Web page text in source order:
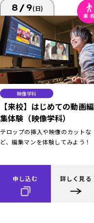
8/9(日)
映像学科
【来校】はじめての動画編
集体験（映像学科）
テロップの挿入や映像のカットな
ど、編集マンを体験してみよう！
申し込む 詳しく見る